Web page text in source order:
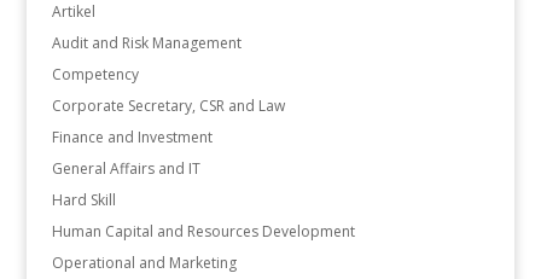
Artikel
Audit and Risk Management
Competency
Corporate Secretary, CSR and Law
Finance and Investment
General Affairs and IT
Hard Skill
Human Capital and Resources Development
Operational and Marketing